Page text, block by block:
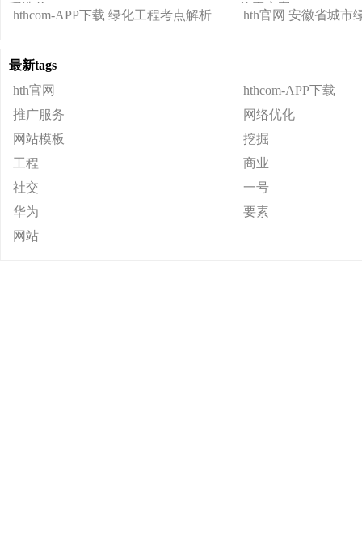
程造价
施工方案
hthcom-APP下载 绿化工程考点解析 hth官网 安徽省城市
最新tags
hth官网
hthcom-APP下载
推广服务
网络优化
网站模板
挖掘
工程
商业
社交
一号
华为
要素
网站